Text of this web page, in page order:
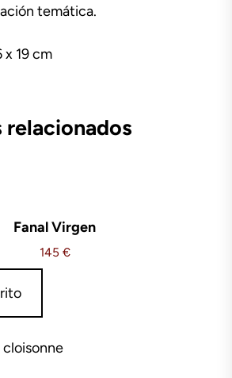
temática.
x 19 cm
relacionados
Fanal Virgen
145 €